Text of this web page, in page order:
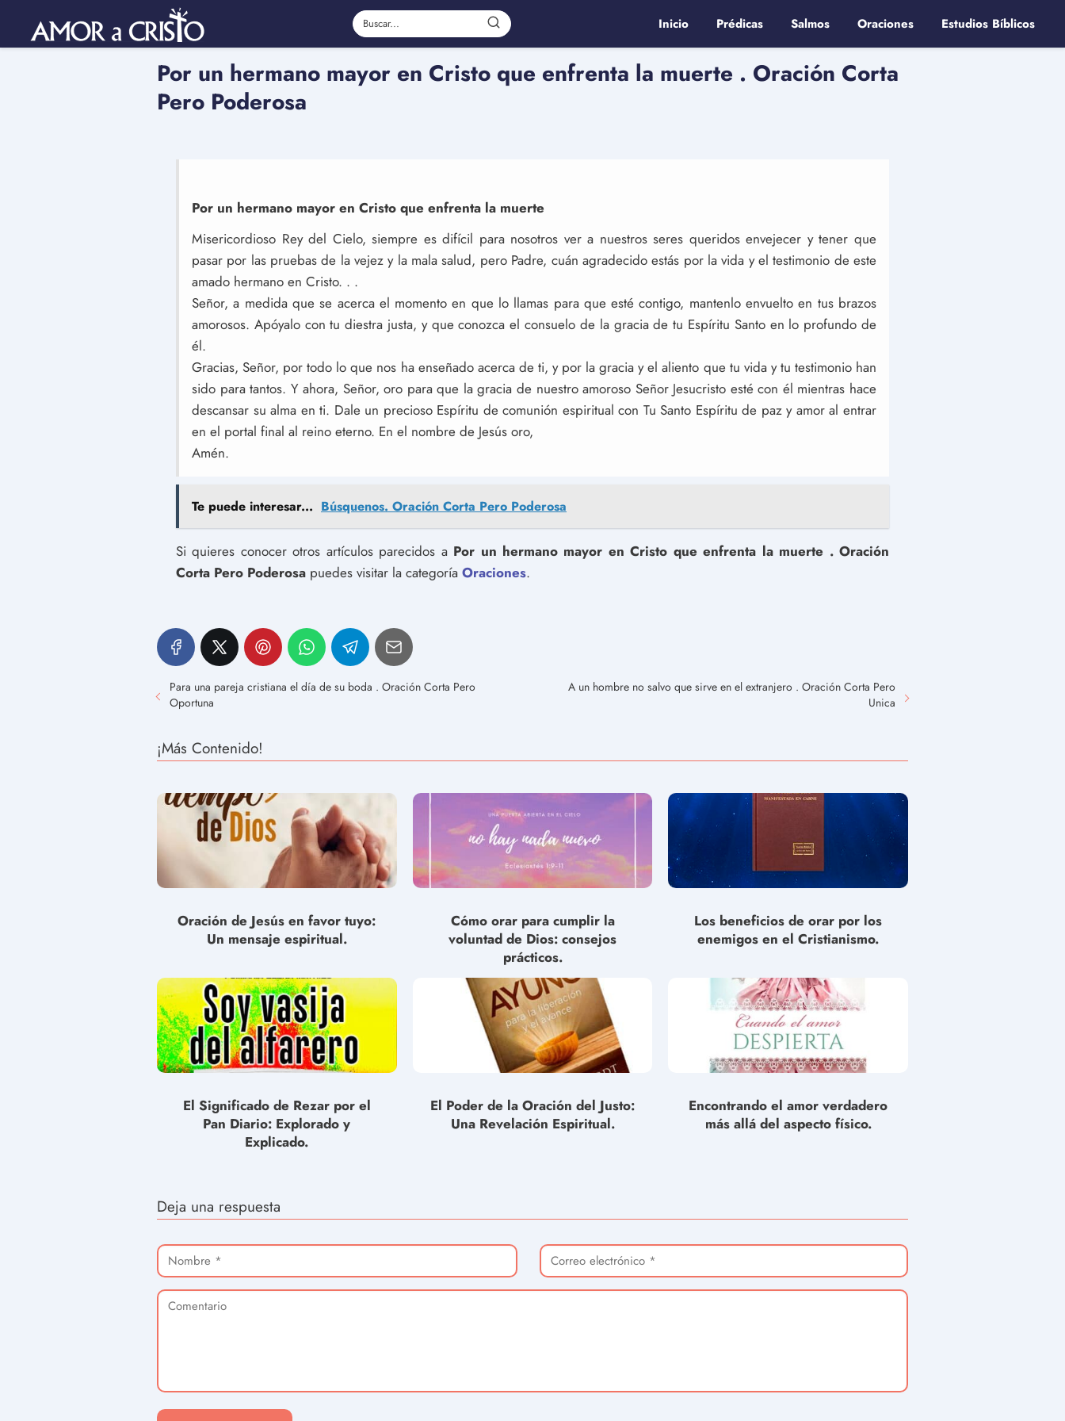
Inicio Prédicas Salmos Oraciones Estudios Bíblicos
Por un hermano mayor en Cristo que enfrenta la muerte . Oración Corta
Pero Poderosa
Por un hermano mayor en Cristo que enfrenta la muerte
Misericordioso Rey del Cielo, siempre es difícil para nosotros ver a nuestros seres queridos envejecer y tener que
pasar por las pruebas de la vejez y la mala salud, pero Padre, cuán agradecido estás por la vida y el testimonio de este
amado hermano en Cristo. . .
Señor, a medida que se acerca el momento en que lo llamas para que esté contigo, mantenlo envuelto en tus brazos
amorosos. Apóyalo con tu diestra justa, y que conozca el consuelo de la gracia de tu Espíritu Santo en lo profundo de
él.
Gracias, Señor, por todo lo que nos ha enseñado acerca de ti, y por la gracia y el aliento que tu vida y tu testimonio han
sido para tantos. Y ahora, Señor, oro para que la gracia de nuestro amoroso Señor Jesucristo esté con él mientras hace
descansar su alma en ti. Dale un precioso Espíritu de comunión espiritual con Tu Santo Espíritu de paz y amor al entrar
en el portal final al reino eterno. En el nombre de Jesús oro,
Amén.
Te puede interesar... Búsquenos. Oración Corta Pero Poderosa
Si quieres conocer otros artículos parecidos a Por un hermano mayor en Cristo que enfrenta la muerte . Oración
Corta Pero Poderosa puedes visitar la categoría Oraciones.
Para una pareja cristiana el día de su boda . Oración Corta Pero
Oportuna
A un hombre no salvo que sirve en el extranjero . Oración Corta Pero
Unica
¡Más Contenido!
Oración de Jesús en favor tuyo:
Un mensaje espiritual.
Cómo orar para cumplir la
voluntad de Dios: consejos
prácticos.
Los beneficios de orar por los
enemigos en el Cristianismo.
El Significado de Rezar por el
Pan Diario: Explorado y
Explicado.
El Poder de la Oración del Justo:
Una Revelación Espiritual.
Encontrando el amor verdadero
más allá del aspecto físico.
Deja una respuesta